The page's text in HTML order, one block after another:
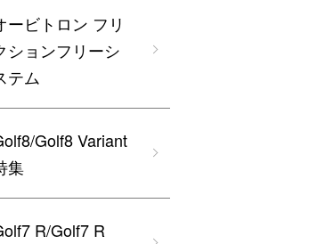
ービトロン フリ
ションフリーシ
テム
Golf8 Variant
集
R/Golf7 R